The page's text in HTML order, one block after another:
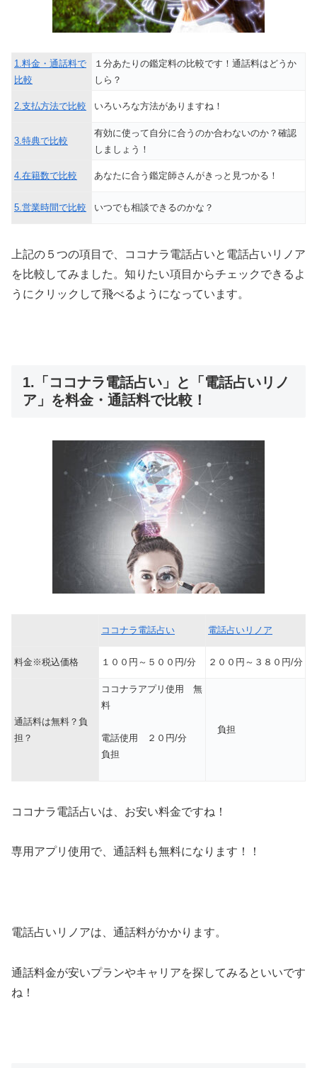
1.料金・通話料で
比較
１分あたりの鑑定料の比較です！通話料はどうか
しら？
2.支払方法で比較 いろいろな方法がありますね！
3.特典で比較
有効に使って自分に合うのか合わないのか？確認
しましょう！
4.在籍数で比較 あなたに合う鑑定師さんがきっと見つかる！
5.営業時間で比較 いつでも相談できるのかな？
上記の５つの項目で、ココナラ電話占いと電話占いリノア
を比較してみました。知りたい項目からチェックできるよ
うにクリックして飛べるようになっています。
1.「ココナラ電話占い」と「電話占いリノ
ア」を料金・通話料で比較！
ココナラ電話占い 電話占いリノア
料金※税込価格 １００円～５００円/分 ２００円～３８０円/分
通話料は無料？負
担？
ココナラアプリ使用 無
料
電話使用 ２０円/分
負担
負担
ココナラ電話占いは、お安い料金ですね！
専用アプリ使用で、通話料も無料になります！！
電話占いリノアは、通話料がかかります。
通話料金が安いプランやキャリアを探してみるといいです
ね！